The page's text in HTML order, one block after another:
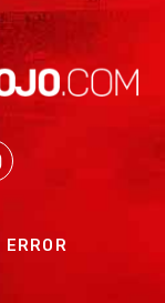
ERROR